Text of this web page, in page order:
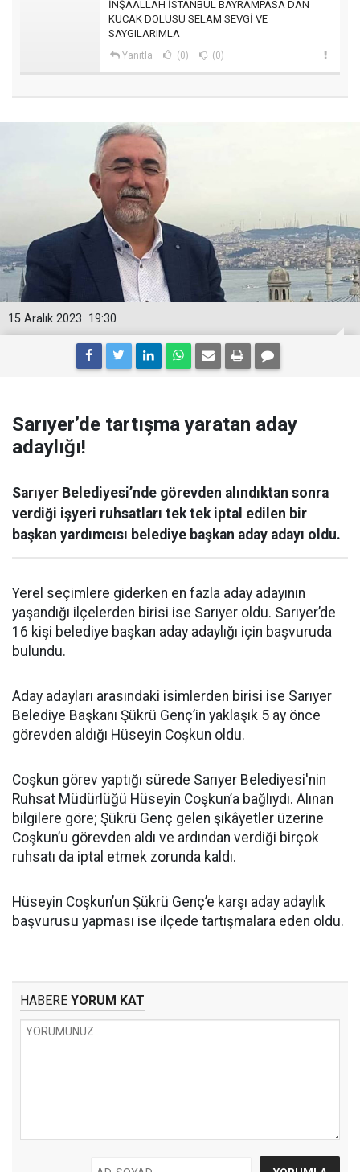
İNŞAALLAH İSTANBUL BAYRAMPASA DAN
KUCAK DOLUSU SELAM SEVGİ VE
SAYGILARIMLA
Yanıtla (0) (0)
19:30
15 Aralık 2023
Sarıyer’de tartışma yaratan aday
adaylığı!
Sarıyer Belediyesi’nde görevden alındıktan sonra
verdiği işyeri ruhsatları tek tek iptal edilen bir
başkan yardımcısı belediye başkan aday adayı oldu.
Yerel seçimlere giderken en fazla aday adayının
yaşandığı ilçelerden birisi ise Sarıyer oldu. Sarıyer’de
16 kişi belediye başkan aday adaylığı için başvuruda
bulundu.
Aday adayları arasındaki isimlerden birisi ise Sarıyer
Belediye Başkanı Şükrü Genç’in yaklaşık 5 ay önce
görevden aldığı Hüseyin Coşkun oldu.
Coşkun görev yaptığı sürede Sarıyer Belediyesi'nin
Ruhsat Müdürlüğü Hüseyin Coşkun’a bağlıydı. Alınan
bilgilere göre; Şükrü Genç gelen şikâyetler üzerine
Coşkun’u görevden aldı ve ardından verdiği birçok
ruhsatı da iptal etmek zorunda kaldı.
Hüseyin Coşkun’un Şükrü Genç’e karşı aday adaylık
başvurusu yapması ise ilçede tartışmalara eden oldu.
HABERE YORUM KAT